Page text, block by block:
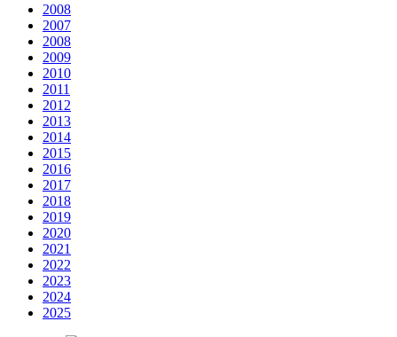
2008
2007
2008
2009
2010
2011
2012
2013
2014
2015
2016
2017
2018
2019
2020
2021
2022
2023
2024
2025